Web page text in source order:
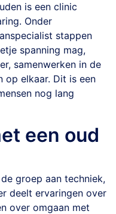
is een clinic
Onder
stappen
spanning mag,
samenwerken in de
op elkaar. Dit is een
nog lang
een oud
groep aan techniek,
deelt ervaringen over
over omgaan met